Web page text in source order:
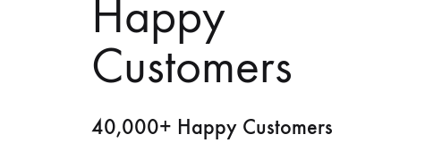
40,000+ Happy Customers